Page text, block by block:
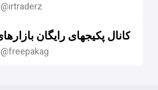
@irtraderz
کانال پکیجهای رایگان
@freepakag